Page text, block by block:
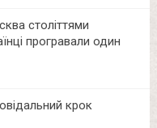
століттями
програвали один
крок